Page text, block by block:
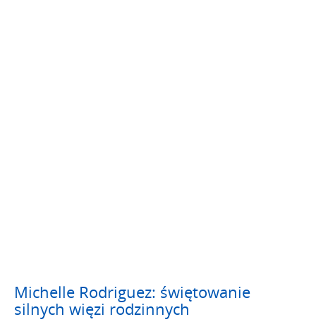
Michelle Rodriguez: świętowanie
silnych więzi rodzinnych